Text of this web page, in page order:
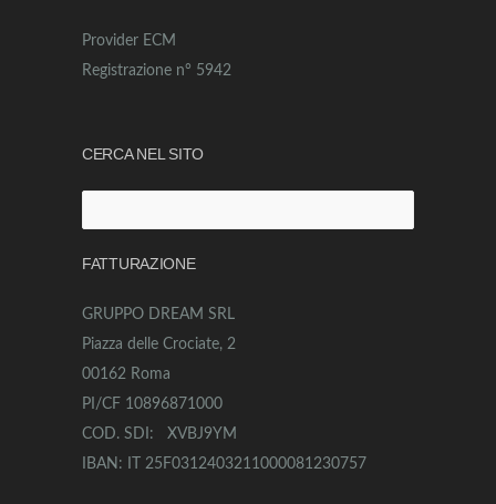
Provider ECM
Registrazione n° 5942
CERCA NEL SITO
per:
FATTURAZIONE
GRUPPO DREAM SRL
Piazza delle Crociate, 2
00162 Roma
PI/CF 10896871000
COD. SDI: XVBJ9YM
IBAN: IT 25F0312403211000081230757